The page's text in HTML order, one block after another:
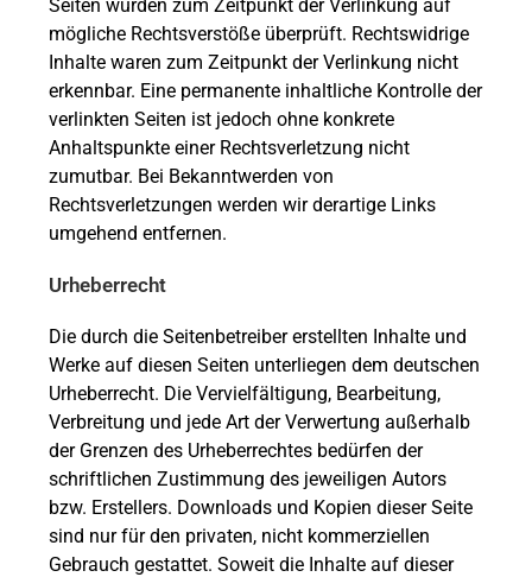
Seiten wurden zum Zeitpunkt der Verlinkung auf
mögliche Rechtsverstöße überprüft. Rechtswidrige
Inhalte waren zum Zeitpunkt der Verlinkung nicht
erkennbar. Eine permanente inhaltliche Kontrolle der
verlinkten Seiten ist jedoch ohne konkrete
Anhaltspunkte einer Rechtsverletzung nicht
zumutbar. Bei Bekanntwerden von
Rechtsverletzungen werden wir derartige Links
umgehend entfernen.
Urheberrecht
Die durch die Seitenbetreiber erstellten Inhalte und
Werke auf diesen Seiten unterliegen dem deutschen
Urheberrecht. Die Vervielfältigung, Bearbeitung,
Verbreitung und jede Art der Verwertung außerhalb
der Grenzen des Urheberrechtes bedürfen der
schriftlichen Zustimmung des jeweiligen Autors
bzw. Erstellers. Downloads und Kopien dieser Seite
sind nur für den privaten, nicht kommerziellen
Gebrauch gestattet. Soweit die Inhalte auf dieser